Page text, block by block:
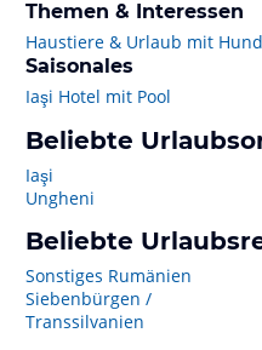
Themen & Interessen
Haustiere & Urlaub mit
Saisonales
Iaşi Hotel mit Pool
Beliebte
Iaşi
Ungheni
Beliebte
Sonstiges Rumänien
Siebenbürgen /
Transsilvanien